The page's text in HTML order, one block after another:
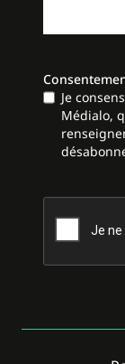
Je
Médialo,
CAPTCHA